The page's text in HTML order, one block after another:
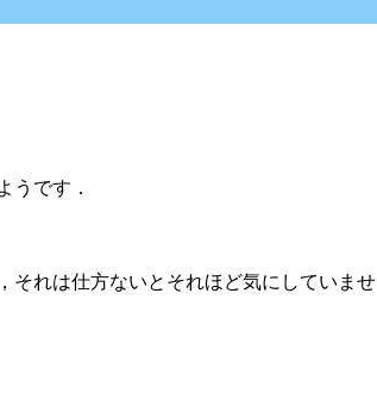
うです．
それは仕方ないとそれほど気にしていませ